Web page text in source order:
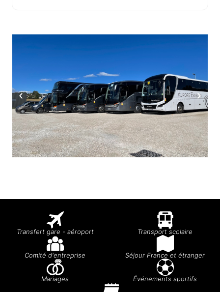
Transfert gare - aéroport Transport scolaire
Comité d'entreprise Séjour France et étranger
Mariages Événements sportifs